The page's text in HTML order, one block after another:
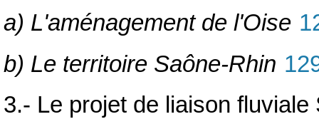
a) L'aménagement de l'Oise
b) Le territoire Saône-Rhin
3.- Le projet de liaison fluviale